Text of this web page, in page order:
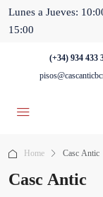
Lunes a Jueves:
15:00
(+34) 934 433
Home Casc Antic
Casc Antic